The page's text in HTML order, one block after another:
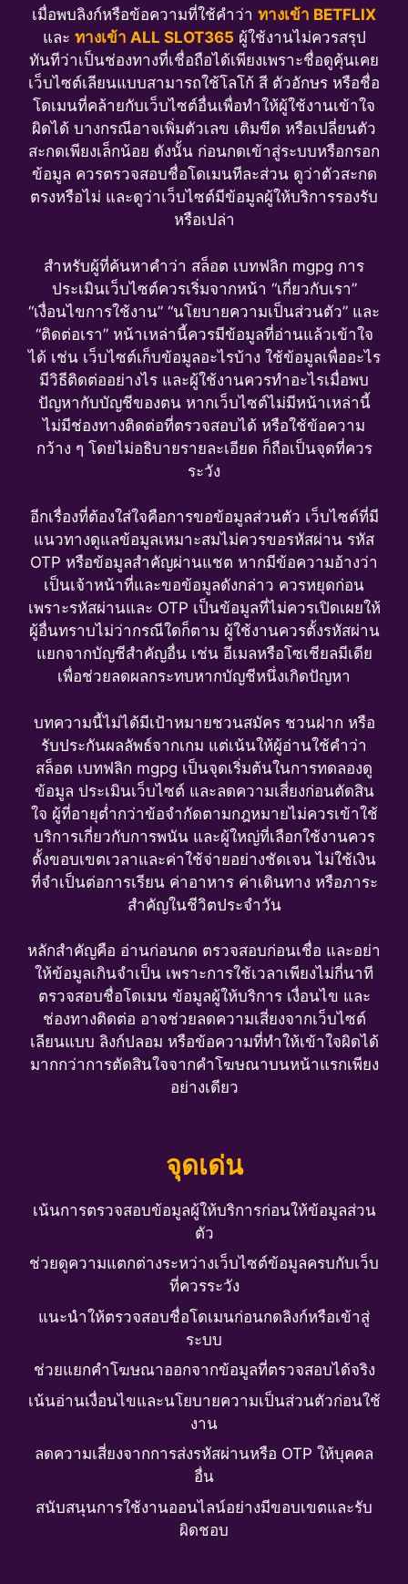
เมื่อพบลิงก์หรือข้อความที่ใช้คำว่า ทางเข้า BETFLIX
และ ทางเข้า ALL SLOT365 ผู้ใช้งานไม่ควรสรุป
ทันทีว่าเป็นช่องทางที่เชื่อถือได้เพียงเพราะชื่อดูคุ้นเคย
เว็บไซต์เลียนแบบสามารถใช้โลโก้ สี ตัวอักษร หรือชื่อ
โดเมนที่คล้ายกับเว็บไซต์อื่นเพื่อทำให้ผู้ใช้งานเข้าใจ
ผิดได้ บางกรณีอาจเพิ่มตัวเลข เติมขีด หรือเปลี่ยนตัว
สะกดเพียงเล็กน้อย ดังนั้น ก่อนกดเข้าสู่ระบบหรือกรอก
ข้อมูล ควรตรวจสอบชื่อโดเมนทีละส่วน ดูว่าตัวสะกด
ตรงหรือไม่ และดูว่าเว็บไซต์มีข้อมูลผู้ให้บริการรองรับ
หรือเปล่า
สำหรับผู้ที่ค้นหาคำว่า สล็อต เบทฟลิก mgpg การ
ประเมินเว็บไซต์ควรเริ่มจากหน้า “เกี่ยวกับเรา”
“เงื่อนไขการใช้งาน” “นโยบายความเป็นส่วนตัว” และ
“ติดต่อเรา” หน้าเหล่านี้ควรมีข้อมูลที่อ่านแล้วเข้าใจ
ได้ เช่น เว็บไซต์เก็บข้อมูลอะไรบ้าง ใช้ข้อมูลเพื่ออะไร
มีวิธีติดต่ออย่างไร และผู้ใช้งานควรทำอะไรเมื่อพบ
ปัญหากับบัญชีของตน หากเว็บไซต์ไม่มีหน้าเหล่านี้
ไม่มีช่องทางติดต่อที่ตรวจสอบได้ หรือใช้ข้อความ
กว้าง ๆ โดยไม่อธิบายรายละเอียด ก็ถือเป็นจุดที่ควร
ระวัง
อีกเรื่องที่ต้องใส่ใจคือการขอข้อมูลส่วนตัว เว็บไซต์ที่มี
แนวทางดูแลข้อมูลเหมาะสมไม่ควรขอรหัสผ่าน รหัส
OTP หรือข้อมูลสำคัญผ่านแชต หากมีข้อความอ้างว่า
เป็นเจ้าหน้าที่และขอข้อมูลดังกล่าว ควรหยุดก่อน
เพราะรหัสผ่านและ OTP เป็นข้อมูลที่ไม่ควรเปิดเผยให้
ผู้อื่นทราบไม่ว่ากรณีใดก็ตาม ผู้ใช้งานควรตั้งรหัสผ่าน
แยกจากบัญชีสำคัญอื่น เช่น อีเมลหรือโซเชียลมีเดีย
เพื่อช่วยลดผลกระทบหากบัญชีหนึ่งเกิดปัญหา
บทความนี้ไม่ได้มีเป้าหมายชวนสมัคร ชวนฝาก หรือ
รับประกันผลลัพธ์จากเกม แต่เน้นให้ผู้อ่านใช้คำว่า
สล็อต เบทฟลิก mgpg เป็นจุดเริ่มต้นในการทดลองดู
ข้อมูล ประเมินเว็บไซต์ และลดความเสี่ยงก่อนตัดสิน
ใจ ผู้ที่อายุต่ำกว่าข้อจำกัดตามกฎหมายไม่ควรเข้าใช้
บริการเกี่ยวกับการพนัน และผู้ใหญ่ที่เลือกใช้งานควร
ตั้งขอบเขตเวลาและค่าใช้จ่ายอย่างชัดเจน ไม่ใช้เงิน
ที่จำเป็นต่อการเรียน ค่าอาหาร ค่าเดินทาง หรือภาระ
สำคัญในชีวิตประจำวัน
หลักสำคัญคือ อ่านก่อนกด ตรวจสอบก่อนเชื่อ และอย่า
ให้ข้อมูลเกินจำเป็น เพราะการใช้เวลาเพียงไม่กี่นาที
ตรวจสอบชื่อโดเมน ข้อมูลผู้ให้บริการ เงื่อนไข และ
ช่องทางติดต่อ อาจช่วยลดความเสี่ยงจากเว็บไซต์
เลียนแบบ ลิงก์ปลอม หรือข้อความที่ทำให้เข้าใจผิดได้
มากกว่าการตัดสินใจจากคำโฆษณาบนหน้าแรกเพียง
อย่างเดียว
จุดเด่น
เน้นการตรวจสอบข้อมูลผู้ให้บริการก่อนให้ข้อมูลส่วน
ตัว
ช่วยดูความแตกต่างระหว่างเว็บไซต์ข้อมูลครบกับเว็บ
ที่ควรระวัง
แนะนำให้ตรวจสอบชื่อโดเมนก่อนกดลิงก์หรือเข้าสู่
ระบบ
ช่วยแยกคำโฆษณาออกจากข้อมูลที่ตรวจสอบได้จริง
เน้นอ่านเงื่อนไขและนโยบายความเป็นส่วนตัวก่อนใช้
งาน
ลดความเสี่ยงจากการส่งรหัสผ่านหรือ OTP ให้บุคคล
อื่น
สนับสนุนการใช้งานออนไลน์อย่างมีขอบเขตและรับ
ผิดชอบ